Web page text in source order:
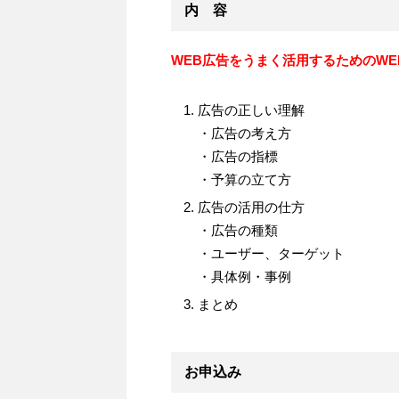
内 容
WEB広告をうまく活用するための
広告の正しい理解
・広告の考え方
・広告の指標
・予算の立て方
広告の活用の仕方
・広告の種類
・ユーザー、ターゲット
・具体例・事例
まとめ
お申込み